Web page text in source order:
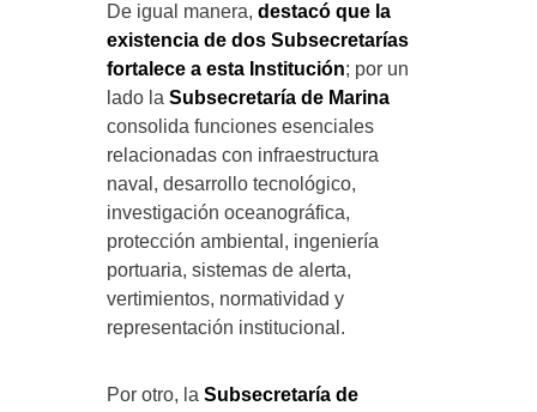
De igual manera, destacó que la
existencia de dos Subsecretarías
fortalece a esta Institución; por un
lado la Subsecretaría de Marina
consolida funciones esenciales
relacionadas con infraestructura
naval, desarrollo tecnológico,
investigación oceanográfica,
protección ambiental, ingeniería
portuaria, sistemas de alerta,
vertimientos, normatividad y
representación institucional.
Por otro, la Subsecretaría de